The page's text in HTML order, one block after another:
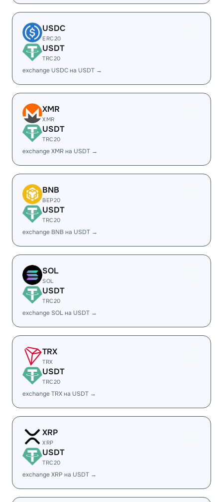
USDC
ERC20
USDT
TRC20
exchange USDC на USDT →
XMR
XMR
USDT
TRC20
exchange XMR на USDT →
BNB
BEP20
USDT
TRC20
exchange BNB на USDT →
SOL
SOL
USDT
TRC20
exchange SOL на USDT →
TRX
TRX
USDT
TRC20
exchange TRX на USDT →
XRP
XRP
USDT
TRC20
exchange XRP на USDT →